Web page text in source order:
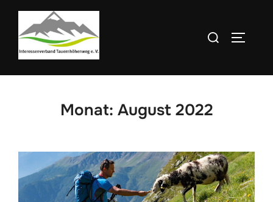
Zum
springen
Suchen
Monat: August 2022